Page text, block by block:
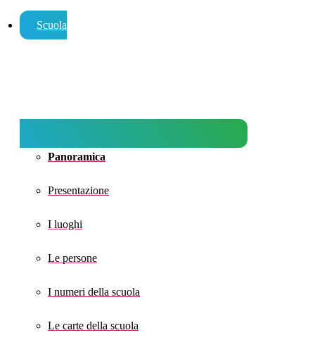
Scuola
Panoramica
Presentazione
I luoghi
Le persone
I numeri della scuola
Le carte della scuola